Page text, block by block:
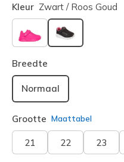
Kleur Zwart / Roos Goud
geselecteerd
Breedte
Normaal
Grootte Maattabel
21 22 23